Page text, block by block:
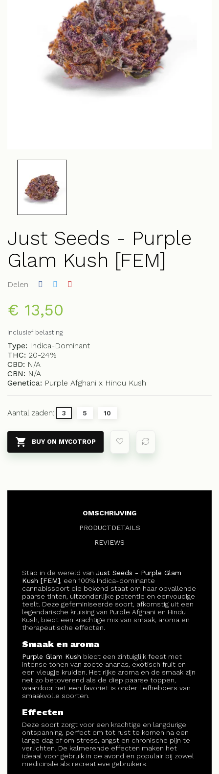
Just Seeds - Purple
Glam Kush [FEM]
Delen
€ 13,50
Inclusief belasting
Type: Indica-Dominant
THC: 20-24%
CBD: N/A
CBN: N/A
Genetica: Purple Afghani x Hindu Kush
Aantal zaden: 3 5 10
 BUY ON MYCOTROP
OMSCHRIJVING
PRODUCTDETAILS
REVIEWS
Stap in de wereld van Just Seeds - Purple Glam
Kush [FEM], een 100% Indica-dominante
cannabissoort die bekend staat om haar opvallende
paarse tinten, uitzonderlijke potentie en eenvoudige
teelt. Deze gefeminiseerde soort, afkomstig uit een
legendarische kruising van Purple Afghani en Hindu
Kush, biedt een krachtige mix van smaak, aroma en
therapeutische effecten.
Smaak en aroma
Purple Glam Kush biedt een zintuiglijk feest met
intense tonen van zoete ananas, exotisch fruit en
een vleugje kruiden. Het rijke aroma en de smaak zijn
net zo betoverend als de diep paarse toppen,
waardoor het een favoriet is onder liefhebbers van
smaakvolle soorten.
Effecten
Deze soort zorgt voor een krachtige en langdurige
ontspanning, perfect om tot rust te komen na een
lange dag of om stress, angst en chronische pijn te
verlichten. De kalmerende effecten maken het
ideaal voor gebruik in de avond en populair bij zowel
medicinale als recreatieve gebruikers.